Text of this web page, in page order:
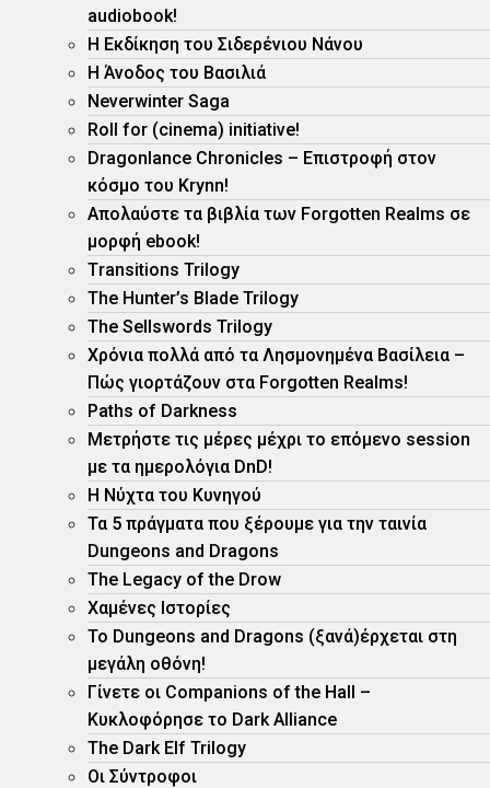
audiobook!
Η Εκδίκηση του Σιδερένιου Νάνου
Η Άνοδος του Βασιλιά
Neverwinter Saga
Roll for (cinema) initiative!
Dragonlance Chronicles – Eπιστροφή στον
κόσμο του Krynn!
Απολαύστε τα βιβλία των Forgotten Realms σε
μορφή ebook!
Τransitions Trilogy
The Hunter’s Blade Trilogy
Τhe Sellswords Trilogy
Χρόνια πολλά από τα Λησμονημένα Βασίλεια –
Πώς γιορτάζουν στα Forgotten Realms!
Paths of Darkness
Μετρήστε τις μέρες μέχρι το επόμενο session
με τα ημερολόγια DnD!
H Νύχτα του Κυνηγού
Τα 5 πράγματα που ξέρουμε για την ταινία
Dungeons and Dragons
The Legacy of the Drow
Χαμένες Ιστορίες
Το Dungeons and Dragons (ξανά)έρχεται στη
μεγάλη οθόνη!
Γίνετε οι Companions of the Hall –
Κυκλοφόρησε το Dark Alliance
The Dark Elf Trilogy
Οι Σύντροφοι